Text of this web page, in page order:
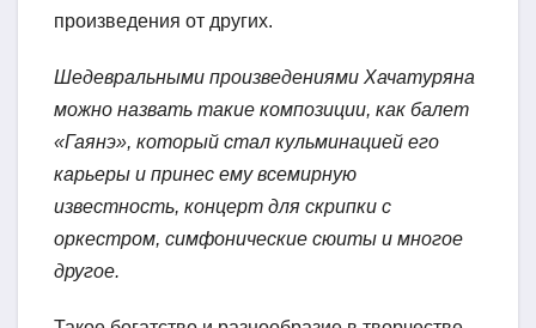
произведения от других.
Шедевральными произведениями Хачатуряна
можно назвать такие композиции, как балет
«Гаянэ», который стал кульминацией его
карьеры и принес ему всемирную
известность, концерт для скрипки с
оркестром, симфонические сюиты и многое
другое.